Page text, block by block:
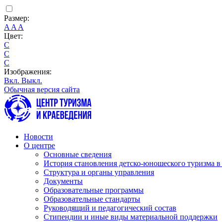
Размер:
A A A
Цвет:
C
C
C
Изображения:
Вкл. Выкл.
Обычная версия сайта
Новости
О центре
Основные сведения
История становления детско-юношеского туризма
Структура и органы управления
Документы
Образовательные программы
Образовательные стандарты
Руководящий и педагогический состав
Стипендии и иные виды материальной поддержки